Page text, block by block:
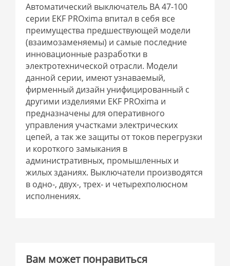
Автоматический выключатель ВА 47-100
серии EKF PROxima впитал в себя все
преимущества предшествующей модели
(взаимозаменяемы) и самые последние
инновационные разработки в
электротехнической отрасли. Модели
данной серии, имеют узнаваемый,
фирменный дизайн унифицированный с
другими изделиями EKF PROxima и
предназначены для оперативного
управления участками электрических
цепей, а так же защиты от токов перегрузки
и короткого замыкания в
административных, промышленных и
жилых зданиях. Выключатели производятся
в одно-, двух-, трех- и четырехполюсном
исполнениях.
Вам может понравиться